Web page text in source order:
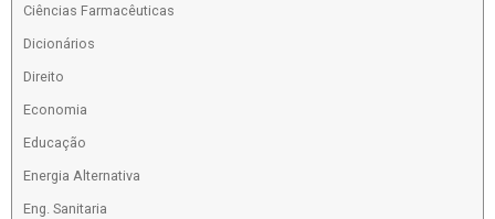
Ciências Farmacêuticas
Dicionários
Direito
Economia
Educação
Energia Alternativa
Eng. Sanitaria